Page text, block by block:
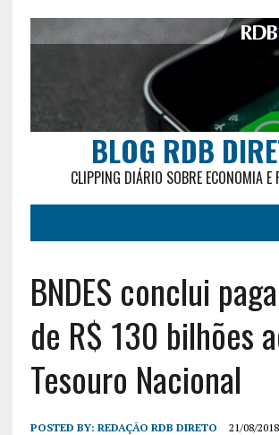
BLOG RDB
CLIPPING DIÁRIO SOBRE ECONOMIA E
BNDES conclui
de R$ 130 bilhões
Tesouro Nacional
POSTED BY: REDAÇÃO RDB DIRETO 21/08/2018